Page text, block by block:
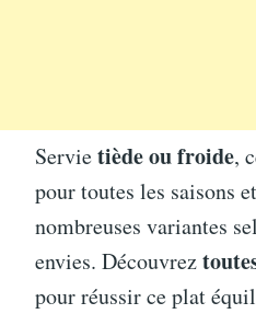
Servietiède ou froide,
pour toutes les saisons
nombreuses variantes
envies. Découvrez
pour réussir ce plat